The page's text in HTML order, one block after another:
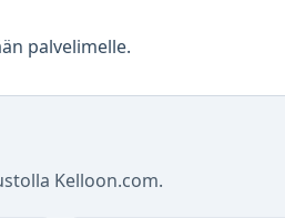
palvelimelle.
Kelloon.com.